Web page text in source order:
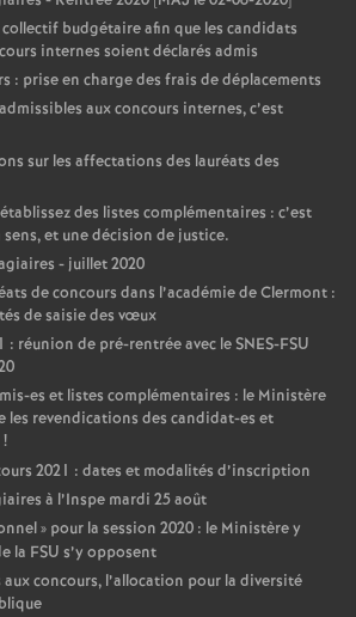
collectif budgétaire afin que les candidats
internes soient déclarés admis
: prise en charge des frais de déplacements
aux concours internes, c’est
sur les affectations des lauréats des
des listes complémentaires : c’est
et une décision de justice.
- juillet 2020
de concours dans l’académie de Clermont :
de saisie des vœux
: réunion de pré-rentrée avec le SNES-FSU
es et listes complémentaires : le Ministère
les revendications des candidat-es et
!
2021 : dates et modalités d’inscription
à l’Inspe mardi 25 août
» pour la session 2020 : le Ministère y
la FSU s’y opposent
concours, l’allocation pour la diversité